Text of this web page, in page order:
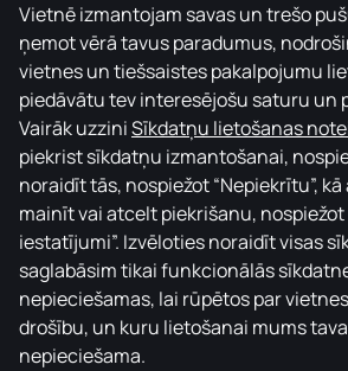
Vietnē izmantojam savas un trešo
ņemot vērā tavus paradumus,
vietnes un tiešsaistes pakalpojumu
piedāvātu tev interesējošu saturu un
Vairāk uzziniSīkdatņu lietošanas
piekrist sīkdatņu izmantošanai,
noraidīt tās, nospiežot “Nepiekrītu”,
mainīt vai atcelt piekrišanu, nospiežot
iestatījumi”. Izvēloties noraidīt visas
saglabāsim tikai funkcionālās
nepieciešamas, lai rūpētos par
drošību, un kuru lietošanai mums
nepieciešama.